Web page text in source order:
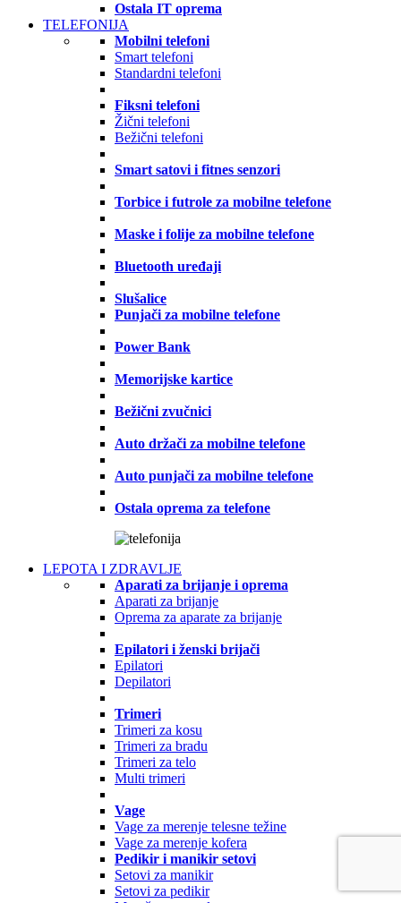
Ostala IT oprema
TELEFONIJA
Mobilni telefoni
Smart telefoni
Standardni telefoni
Fiksni telefoni
Žični telefoni
Bežični telefoni
Smart satovi i fitnes senzori
Torbice i futrole za mobilne telefone
Maske i folije za mobilne telefone
Bluetooth uređaji
Slušalice
Punjači za mobilne telefone
Power Bank
Memorijske kartice
Bežični zvučnici
Auto držači za mobilne telefone
Auto punjači za mobilne telefone
Ostala oprema za telefone
LEPOTA I ZDRAVLJE
Aparati za brijanje i oprema
Aparati za brijanje
Oprema za aparate za brijanje
Epilatori i ženski brijači
Epilatori
Depilatori
Trimeri
Trimeri za kosu
Trimeri za bradu
Trimeri za telo
Multi trimeri
Vage
Vage za merenje telesne težine
Vage za merenje kofera
Pedikir i manikir setovi
Setovi za manikir
Setovi za pedikir